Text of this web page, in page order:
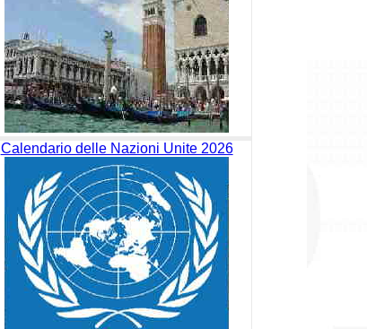
Calendario delle Nazioni Unite 2026